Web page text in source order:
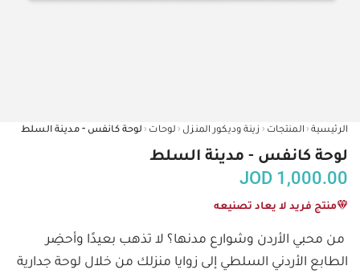
الرئيسية ‹ المنتجات ‹ زينة وديكور المنزل ‹ لوحات ‹ لوحة كانفس - مدينة السلط
لوحة كانفس - مدينة السلط
JOD 1,000.00
منتج فريد لا يعاد تصنيعه
من محبي الأردن وشوارع مدنها؟ لا تذهب بعيدًا وأحضِر
الطابع الأردني السلطي إلى زوايا منزلك من خلال لوحة جدارية